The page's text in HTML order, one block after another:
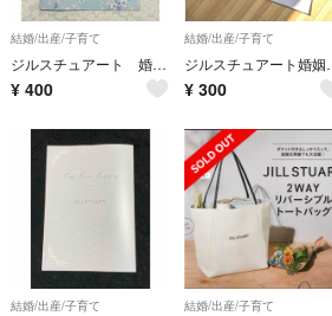
結婚/出産/子育て
ジルスチュアート 婚姻届
¥ 400
結婚/出産/子育て
ジルスチュア
¥ 300
結婚/出産/子育て 結婚/出産/子育て